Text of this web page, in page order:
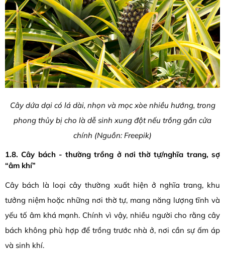
Cây dứa dại có lá dài, nhọn và mọc xòe nhiều hướng, trong
phong thủy bị cho là dễ sinh xung đột nếu trồng gần cửa
chính (Nguồn: Freepik)
1.8. Cây bách - thường trồng ở nơi thờ tự/nghĩa trang, sợ
“âm khí”
Cây bách là loại cây thường xuất hiện ở nghĩa trang, khu
tưởng niệm hoặc những nơi thờ tự, mang năng lượng tĩnh và
yếu tố âm khá mạnh. Chính vì vậy, nhiều người cho rằng cây
bách không phù hợp để trồng trước nhà ở, nơi cần sự ấm áp
và sinh khí.